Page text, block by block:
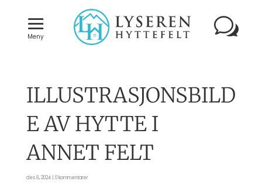
Meny
ILLUSTRASJONSBILD
E AV HYTTE I
ANNET FELT
des 8, 2024| 0 kommentarer